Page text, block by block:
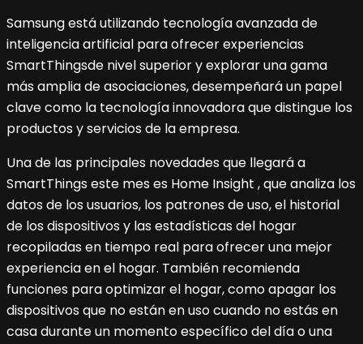
Samsung está utilizando tecnología avanzada de
inteligencia artificial para ofrecer experiencias
SmartThingsde nivel superior y explorar una gama
más amplia de asociaciones, desempeñará un papel
clave como la tecnología innovadora que distingue los
productos y servicios de la empresa.
Una de las principales novedades que llegará a
SmartThings este mes es Home Insight , que analiza los
datos de los usuarios, los patrones de uso, el historial
de los dispositivos y las estadísticas del hogar
recopiladas en tiempo real para ofrecer una mejor
experiencia en el hogar. También recomienda
funciones para optimizar el hogar, como apagar los
dispositivos que no están en uso cuando no estás en
casa durante un momento específico del día o una